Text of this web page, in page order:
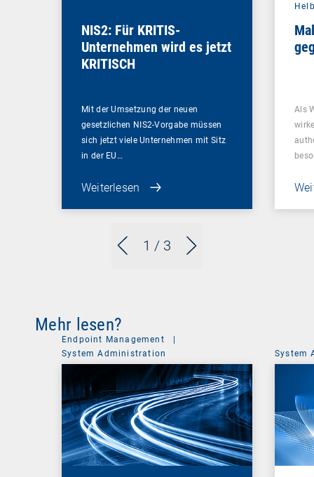
1 / 3
NIS2: Für KRITIS-
Unternehmen wird es jetzt
KRITISCH
Mit der Umsetzung der neuen
gesetzlichen NIS2-Vorgabe müssen
sich jetzt viele Unternehmen mit Sitz
in der EU…
Weiterlesen
Als
Mehr lesen?
Endpoint Management
System Administration
System